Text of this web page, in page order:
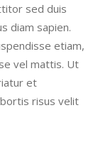
sed duis
diam sapien.
etiam,
vel mattis. Ut
et
risus velit